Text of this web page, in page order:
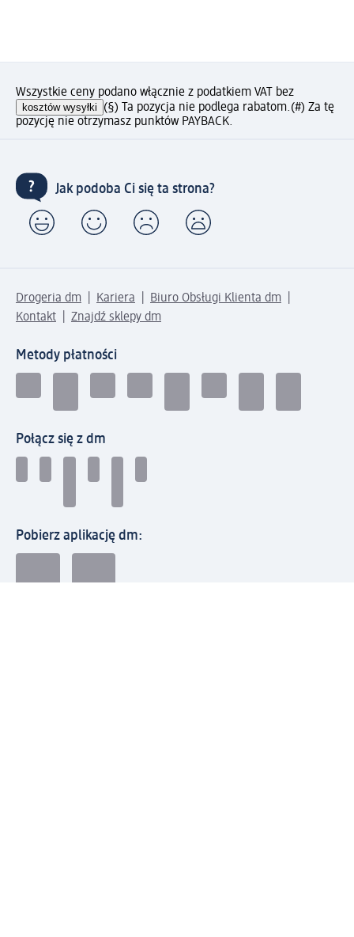
Wszystkie ceny podano włącznie z podatkiem VAT bez
kosztów wysyłki (§) Ta pozycja nie podlega rabatom.(#) Za tę
pozycję nie otrzymasz punktów PAYBACK.
Jak podoba Ci się ta strona?
Drogeria dm Kariera
Biuro Obsługi Klienta dm
Kontakt
Znajdź sklepy dm
Metody płatności
Połącz się z dm
Pobierz aplikację dm: